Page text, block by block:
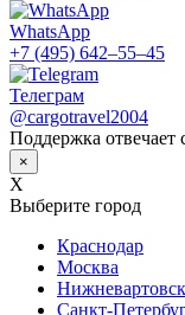
WhatsApp
+7 (495) 642–55–45
Телеграм
@cargotravel2004
Поддержка
×
X
Выберите город
Краснодар
Москва
Нижневартовск
Санкт-